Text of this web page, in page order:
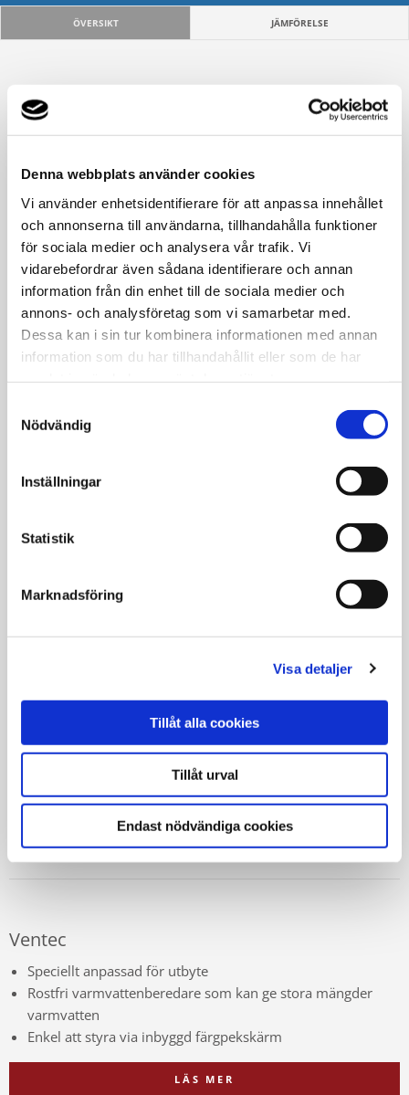
Denna webbplats använder cookies
Vi använder enhetsidentifierare för att anpassa innehållet
och annonserna till användarna, tillhandahålla funktioner
för sociala medier och analysera vår trafik. Vi
vidarebefordrar även sådana identifierare och annan
information från din enhet till de sociala medier och
annons- och analysföretag som vi samarbetar med.
Dessa kan i sin tur kombinera informationen med annan
information som du har tillhandahållit eller som de har
Nödvändig
Inställningar
Statistik
Marknadsföring
Visa detaljer
Tillåt alla cookies
Tillåt urval
Endast nödvändiga cookies
ÖVERSIKT JÄMFÖRELSE
Ventec
Speciellt anpassad för utbyte
Rostfri varmvattenberedare som kan ge stora mängder
varmvatten
Enkel att styra via inbyggd färgpekskärm
LÄS MER